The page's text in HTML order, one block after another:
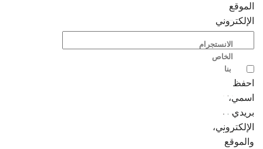
الموقع
الإلكتروني
احفظ
اسمي،
بريدي
الإلكتروني،
والموقع
الانستجرام
الخاص
بنا